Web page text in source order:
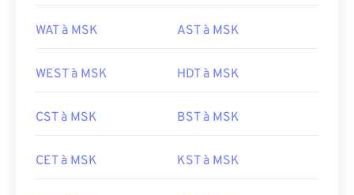
WAT à MSK AST à MSK
WEST à MSK HDT à MSK
CST à MSK BST à MSK
CET à MSK KST à MSK